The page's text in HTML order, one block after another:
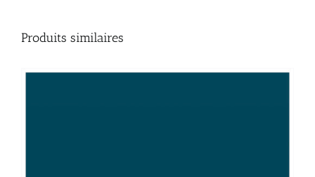
Produits similaires